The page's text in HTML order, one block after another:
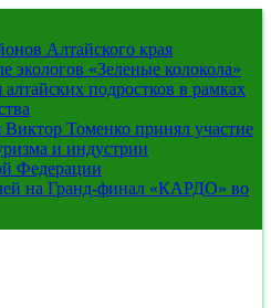
Алтайского края
экологов «Зеленые колокола»
подростков в рамках
Виктор Томенко принял участие
и индустрии
Федерации
на Гранд-финал «КАРДО» во